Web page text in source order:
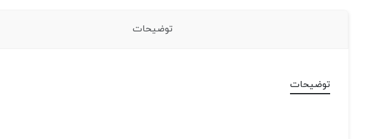
توضیحات
توضیحات